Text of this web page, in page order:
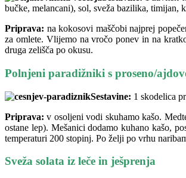
bučke, melancani), sol, sveža bazilika, timijan,
Priprava: na kokosovi maščobi najprej
za omlete. Vlijemo na vročo ponev in na
druga zelišča po okusu.
Polnjeni paradižniki s proseno/
Sestavine: 1 skodelica
Priprava: v osoljeni vodi skuhamo kašo.
ostane lep). Mešanici dodamo kuhano kašo,
temperaturi 200 stopinj. Po želji po vrhu
Sveža solata iz leče in ješprenja